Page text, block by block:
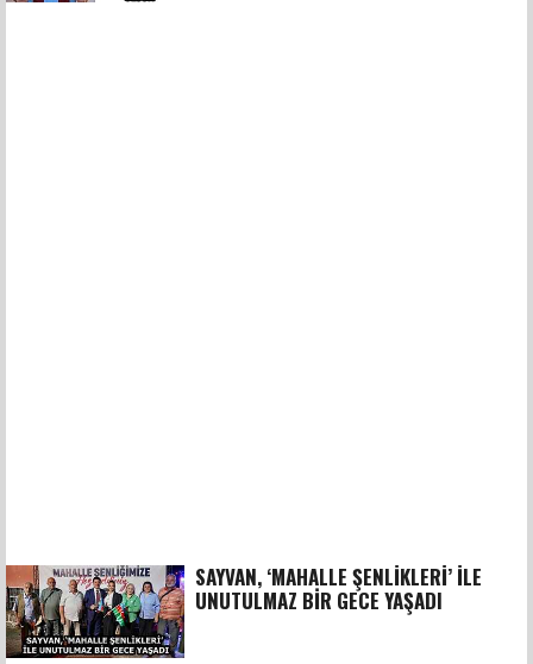
SAYVAN, ‘MAHALLE ŞENLİKLERİ’ İLE
UNUTULMAZ BİR GECE YAŞADI